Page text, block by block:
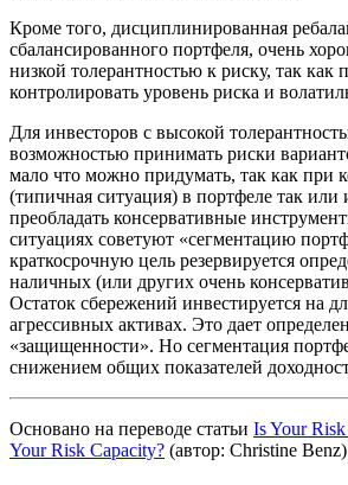
Кроме того, дисциплинированная
сбалансированного портфеля, очень
низкой толерантностью к риску, так как
контролировать уровень риска и
Для инвесторов с высокой
возможностью принимать риски
мало что можно придумать, так как при
(типичная ситуация) в портфеле так
преобладать консервативные
ситуациях советуют «сегментацию
краткосрочную цель резервируется
наличных (или других очень
Остаток сбережений инвестируется на
агрессивных активах. Это дает
«защищенности». Но сегментация
снижением общих показателей
Основано на переводе статьи Is Your
Your Risk Capacity? (автор: Christine